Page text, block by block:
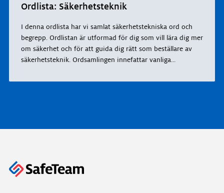
Ordlista: Säkerhetsteknik
I denna ordlista har vi samlat säkerhetstekniska ord och
begrepp. Ordlistan är utformad för dig som vill lära dig mer
om säkerhet och för att guida dig rätt som beställare av
säkerhetsteknik. Ordsamlingen innefattar vanliga...